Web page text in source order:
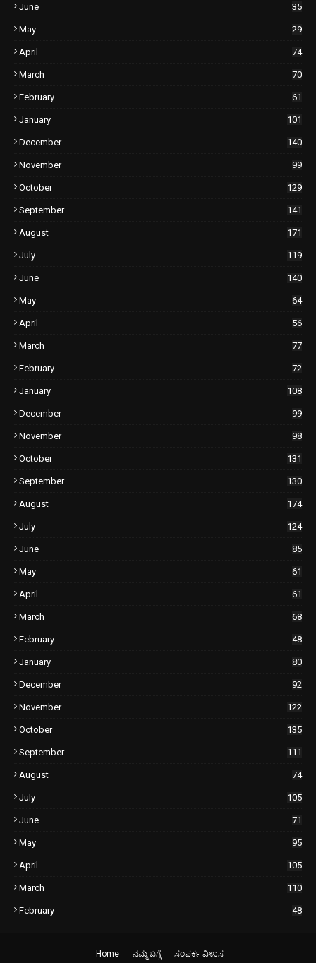
June 35
May 29
April 74
March 70
February 61
January 101
December 140
November 99
October 129
September 141
August 171
July 119
June 140
May 64
April 56
March 77
February 72
January 108
December 99
November 98
October 131
September 130
August 174
July 124
June 85
May 61
April 61
March 68
February 48
January 80
December 92
November 122
October 135
September 111
August 74
July 105
June 71
May 95
April 105
March 110
February 48
Home ನಮ್ಮ ಬಗ್ಗೆ ಸಂಪರ್ಕ ವಿಳಾಸ